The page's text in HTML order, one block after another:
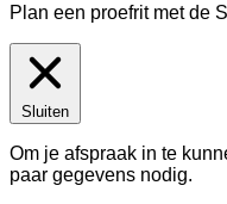
Plan een proefrit met de
Sluiten
Om je afspraak in te
paar gegevens nodig.